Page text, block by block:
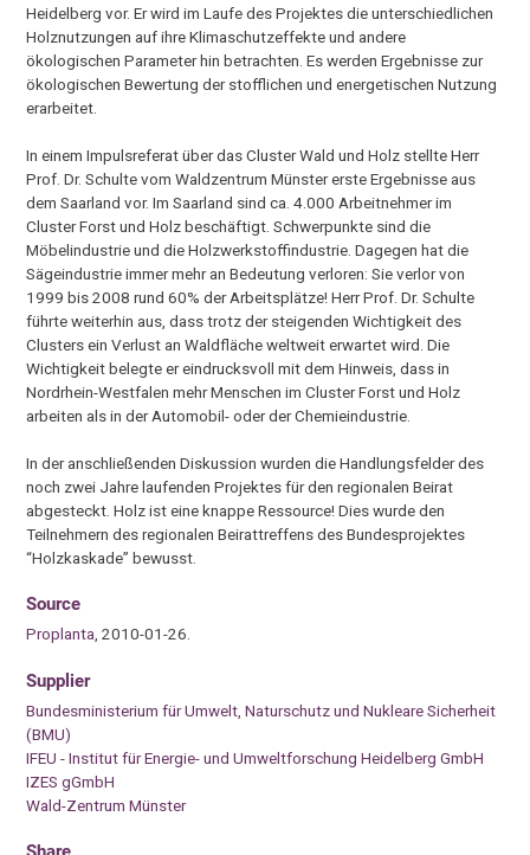
Heidelberg vor. Er wird im Laufe des Projektes die unterschiedlichen
Holznutzungen auf ihre Klimaschutzeffekte und andere
ökologischen Parameter hin betrachten. Es werden Ergebnisse zur
ökologischen Bewertung der stofflichen und energetischen Nutzung
erarbeitet.
In einem Impulsreferat über das Cluster Wald und Holz stellte Herr
Prof. Dr. Schulte vom Waldzentrum Münster erste Ergebnisse aus
dem Saarland vor. Im Saarland sind ca. 4.000 Arbeitnehmer im
Cluster Forst und Holz beschäftigt. Schwerpunkte sind die
Möbelindustrie und die Holzwerkstoffindustrie. Dagegen hat die
Sägeindustrie immer mehr an Bedeutung verloren: Sie verlor von
1999 bis 2008 rund 60% der Arbeitsplätze! Herr Prof. Dr. Schulte
führte weiterhin aus, dass trotz der steigenden Wichtigkeit des
Clusters ein Verlust an Waldfläche weltweit erwartet wird. Die
Wichtigkeit belegte er eindrucksvoll mit dem Hinweis, dass in
Nordrhein-Westfalen mehr Menschen im Cluster Forst und Holz
arbeiten als in der Automobil- oder der Chemieindustrie.
In der anschließenden Diskussion wurden die Handlungsfelder des
noch zwei Jahre laufenden Projektes für den regionalen Beirat
abgesteckt. Holz ist eine knappe Ressource! Dies wurde den
Teilnehmern des regionalen Beirattreffens des Bundesprojektes
“Holzkaskade” bewusst.
Source
Proplanta, 2010-01-26.
Supplier
Bundesministerium für Umwelt, Naturschutz und Nukleare Sicherheit
(BMU)
IFEU - Institut für Energie- und Umweltforschung Heidelberg GmbH
IZES gGmbH
Wald-Zentrum Münster